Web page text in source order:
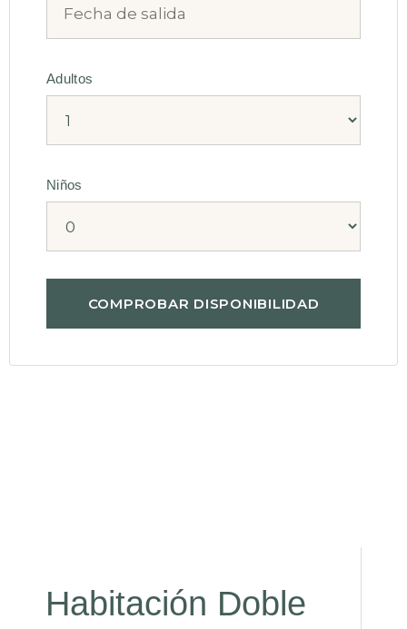
Adultos
Niños
Habitación Doble